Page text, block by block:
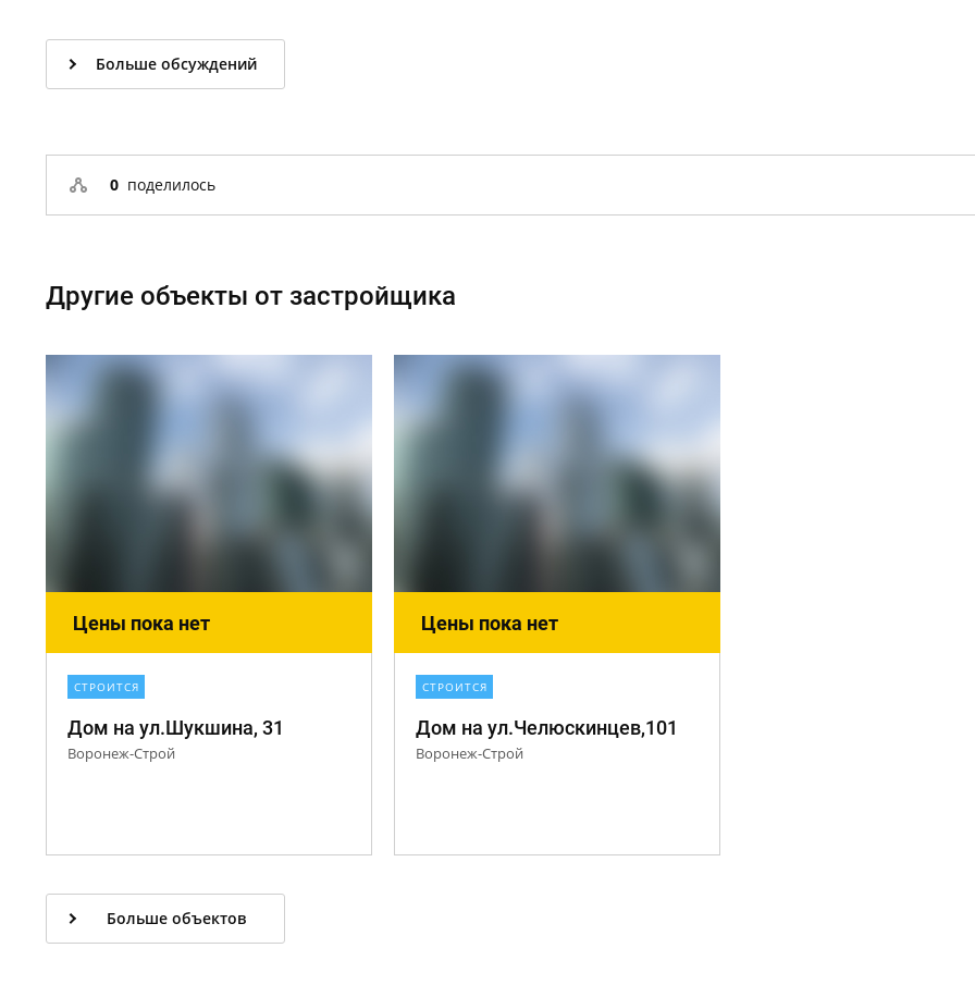
Больше обсуждений
0 поделилось
Другие объекты от застройщика
Цены пока нет
СТРОИТСЯ
Дом на ул.Шукшина, 31
Воронеж-Строй
Цены пока нет
СТРОИТСЯ
Дом на ул.Челюскинцев,101
Воронеж-Строй
Больше объектов